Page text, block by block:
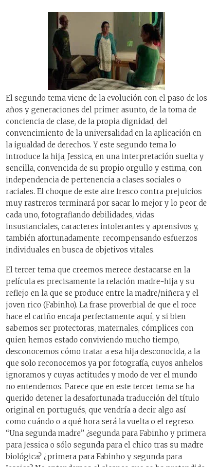
El segundo tema viene de la evolución con el paso de los
años y generaciones del primer asunto, de la toma de
conciencia de clase, de la propia dignidad, del
convencimiento de la universalidad en la aplicación en
la igualdad de derechos. Y este segundo tema lo
introduce la hija, Jessica, en una interpretación suelta y
sencilla, convencida de su propio orgullo y estima, con
independencia de pertenencia a clases sociales o
raciales. El choque de este aire fresco contra prejuicios
muy rastreros terminará por sacar lo mejor y lo peor de
cada uno, fotografiando debilidades, vidas
insustanciales, caracteres intolerantes y aprensivos y,
también afortunadamente, recompensando esfuerzos
individuales en busca de objetivos vitales.
El tercer tema que creemos merece destacarse en la
película es precisamente la relación madre-hija y su
reflejo en la que se produce entre la madre/niñera y el
joven rico (Fabinho). La frase proverbial de que el roce
hace el cariño encaja perfectamente aquí, y si bien
sabemos ser protectoras, maternales, cómplices con
quien hemos estado conviviendo mucho tiempo,
desconocemos cómo tratar a esa hija desconocida, a la
que solo reconocemos ya por fotografía, cuyos anhelos
ignoramos y cuyas actitudes y modo de ver el mundo
no entendemos. Parece que en este tercer tema se ha
querido detener la desafortunada traducción del título
original en portugués, que vendría a decir algo así
como cuándo o a qué hora será la vuelta o el regreso.
“Una segunda madre” ¿segunda para Fabinho y primera
para Jessica o sólo segunda para el chico tras su madre
biológica? ¿primera para Fabinho y segunda para